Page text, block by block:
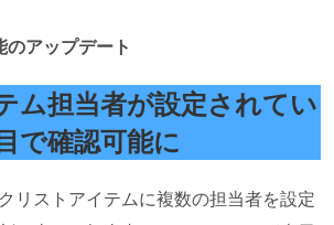
アップデート
ム担当者が設定されてい
で確認可能に
リストアイテムに複数の担当者を設定